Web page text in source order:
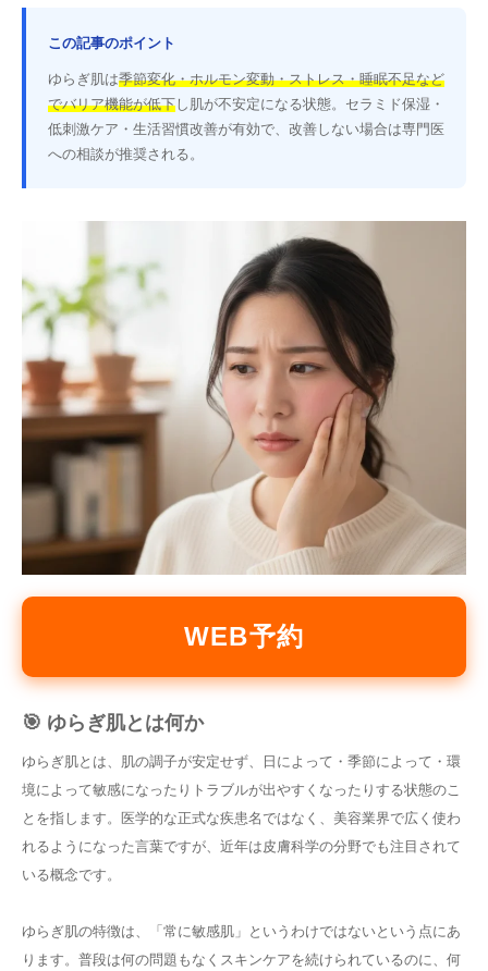
この記事のポイント
ゆらぎ肌は季節変化・ホルモン変動・ストレス・睡眠不足など
でバリア機能が低下 し肌が不安定になる状態。セラミド保湿・
低刺激ケア・生活習慣改善が有効で、改善しない場合は専門医
への相談が推奨される。
WEB予約
🎯 ゆらぎ肌とは何か
ゆらぎ肌とは、肌の調子が安定せず、日によって・季節によって・環
境によって敏感になったりトラブルが出やすくなったりする状態のこ
とを指します。医学的な正式な疾患名ではなく、美容業界で広く使わ
れるようになった言葉ですが、近年は皮膚科学の分野でも注目されて
いる概念です。
ゆらぎ肌の特徴は、「常に敏感肌」というわけではないという点にあ
ります。普段は何の問題もなくスキンケアを続けられているのに、何